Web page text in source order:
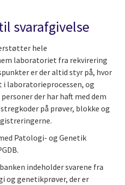
svarafgivelse
hele
laboratoriet fra rekvirering
er der altid styr på, hvor
laboratorieprocessen, og
der har haft med dem
på prøver, blokke og
Patologi- og Genetik
indeholder svarene fra
genetikprøver, der er